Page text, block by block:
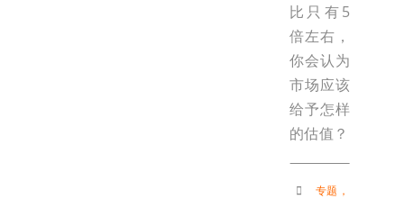
比只有5
倍左右，
你会认为
市场应该
给予怎样
的估值？
专题 ，